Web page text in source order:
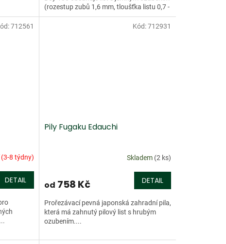
(rozestup zubů 1,6 mm, tloušťka listu 0,7 -
0,9 mm)...
8 týdny)
DETAIL
712561
Pily Fugaku Edauchi
Skladem (2 ks)
od 758 Kč DETAIL
Prořezávací pevná japonská zahradní pila,
která má zahnutý pilový list s hrubým
ozubením....
Kód:712931